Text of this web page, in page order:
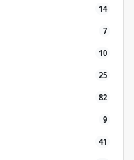
14
7
10
25
82
9
41